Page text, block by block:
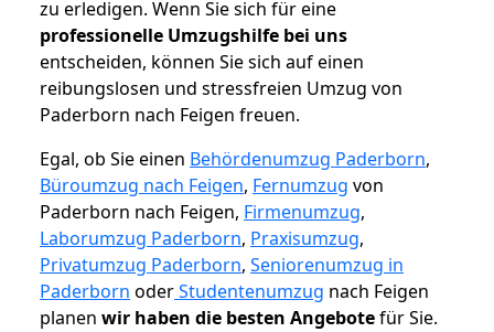
zu erledigen. Wenn Sie sich für eine
professionelle Umzugshilfe bei uns
entscheiden, können Sie sich auf einen
reibungslosen und stressfreien Umzug von
Paderborn nach Feigen freuen.
Egal, ob Sie einen Behördenumzug Paderborn,
Büroumzug nach Feigen, Fernumzug von
Paderborn nach Feigen, Firmenumzug,
Laborumzug Paderborn, Praxisumzug,
Privatumzug Paderborn, Seniorenumzug in
Paderborn oderStudentenumzug nach Feigen
planen wir haben die besten Angebotefür Sie.